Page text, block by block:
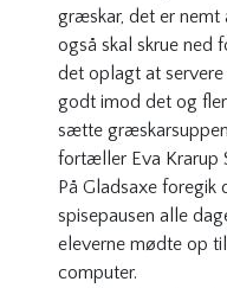
græskar, det er nemt
også skal skrue ned
det oplagt at
godt imod det og
sætte græskarsuppen
fortæller Eva Krarup
På Gladsaxe
spisepausen alle
eleverne mødte op
computer.